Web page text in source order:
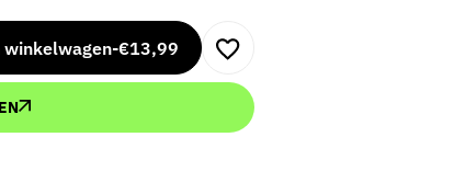
winkelwagen-€13,99